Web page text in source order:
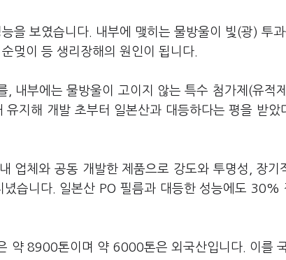
을 보였습니다. 내부에 맺히는 물방울이 빛(광) 투
멎이 등 생리장해의 원인이 됩니다.
, 내부에는 물방울이 고이지 않는 특수 첨가제(유적
지해 개발 초부터 일본산과 대등하다는 평을 받았
업체와 공동 개발한 제품으로 강도와 투명성, 장기
습니다. 일본산 PO 필름과 대등한 성능에도 30%
약 8900톤이며 약 6000톤은 외국산입니다. 이를